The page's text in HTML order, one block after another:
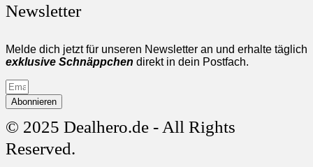
Newsletter
Melde dich jetzt für unseren Newsletter an und erhalte täglich
exklusive Schnäppchen direkt in dein Postfach.
Abonnieren
© 2025 Dealhero.de - All Rights
Reserved.